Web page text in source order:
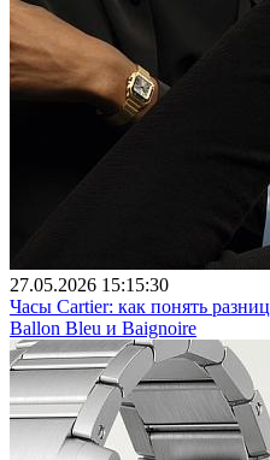
27.05.2026 15:15:30
Часы Cartier: как понять
Ballon Bleu и Baignoire